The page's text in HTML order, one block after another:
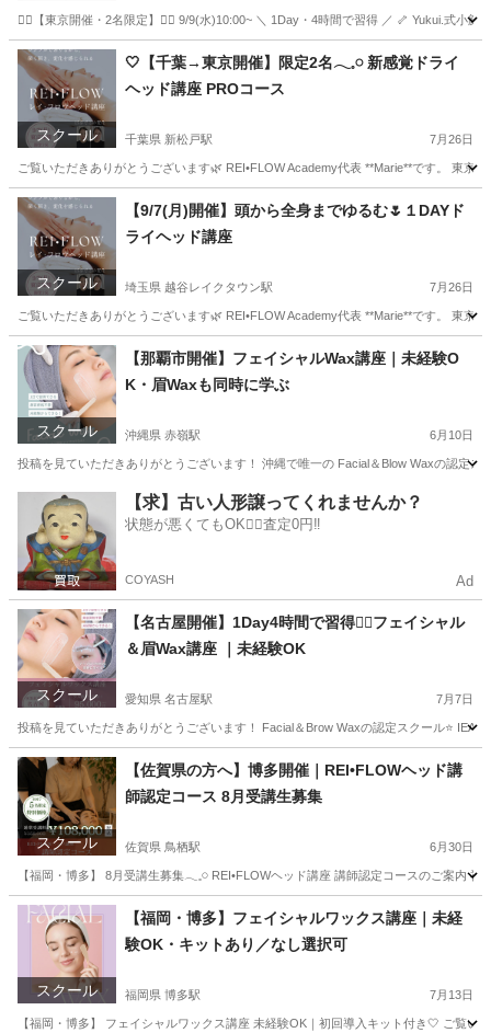
❤️‍🔥【東京開催・2名限定】❤️‍🔥 9/9(水)10:00~ ＼ 1Day・4時間で習得 ／ 🦴 Yukui.式小
東京 墨田区 上野駅 その他 小顔
スクール
🤍【千葉→東京開催】限定2名𓂃𓈒𓏸 新感覚ドライ
ヘッド講座 PROコース
千葉県 新松戸駅 7月26日
ご覧いただきありがとうございます🌿 REI•FLOW Academy代表 **Marie**です。 東
千葉 松戸市 新松戸駅 ヘッドスパ ヘッド
スクール
【9/7(月)開催】頭から全身までゆるむ🌷１DAYド
ライヘッド講座
埼玉県 越谷レイクタウン駅 7月26日
ご覧いただきありがとうございます🌿 REI•FLOW Academy代表 **Marie**です。 東
埼玉 川越市 越谷レイクタウン駅 快眠 ヘッド
スクール
【那覇市開催】フェイシャルWax講座｜未経験O
K・眉Waxも同時に学ぶ
沖縄県 赤嶺駅 6月10日
投稿を見ていただきありがとうございます！ 沖縄で唯一の Facial＆Blow Waxの認定
宮古郡 赤嶺駅 美容健康 フェイシャル
【求】古い人形譲ってくれませんか？
状態が悪くてもOK🙆‍♀️査定0円‼️
COYASH Ad
スクール
【名古屋開催】1Day4時間で習得❤️‍🔥フェイシャル
＆眉Wax講座 ｜未経験OK
愛知県 名古屋駅 7月7日
投稿を見ていただきありがとうございます！ Facial＆Brow Waxの認定スクール⭐️ IEA
愛知 名古屋市 名古屋駅 その他 フェイシャル
スクール
【佐賀県の方へ】博多開催｜REI•FLOWヘッド講
師認定コース 8月受講生募集
佐賀県 鳥栖駅 6月30日
【福岡・博多】 8月受講生募集𓂃𓈒𓏸 REI•FLOWヘッド講座 講師認定コースのご案内
佐賀 佐賀市 鳥栖駅 ヘッドスパ
スクール
【福岡・博多】フェイシャルワックス講座｜未経
験OK・キットあり／なし選択可
福岡県 博多駅 7月13日
【福岡・博多】 フェイシャルワックス講座 未経験OK｜初回導入キット付き🤍 ご覧